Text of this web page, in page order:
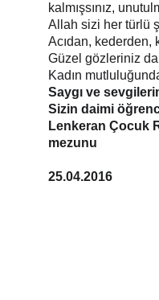
kalmışsınız,
Allah sizi her türlü
Acıdan,
Güzel gözleriniz
Kadın
Saygı ve
Sizin daimi
Lenkeran Çocuk
mezunu
25.04.2016